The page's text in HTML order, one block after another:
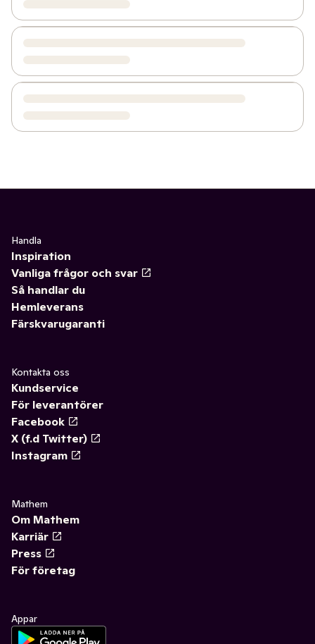
Handla
Inspiration
Vanliga frågor och svar
Så handlar du
Hemleverans
Färskvarugaranti
Kontakta oss
Kundservice
För leverantörer
Facebook
X (f.d Twitter)
Instagram
Mathem
Om Mathem
Karriär
Press
För företag
Appar